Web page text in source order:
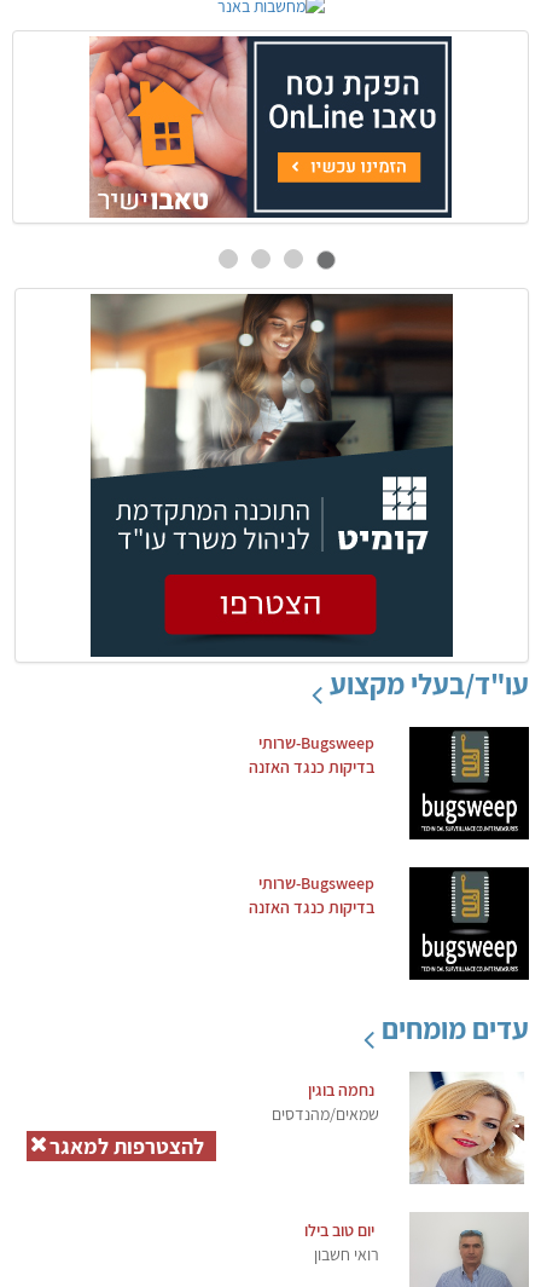
עו"ד/בעלי מקצוע
Bugsweep-שרותי
בדיקות כנגד האזנה
Bugsweep-שרותי
בדיקות כנגד האזנה
עדים מומחים
נחמה בוגין
שמאים/מהנדסים
יום טוב בילו
רואי חשבון
להצטרפות למאגר